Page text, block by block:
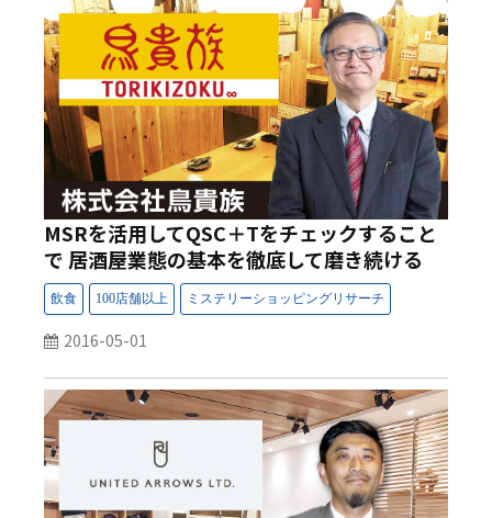
MSRを活用してQSC＋Tをチェックすること
で 居酒屋業態の基本を徹底して磨き続ける
2016-05-01